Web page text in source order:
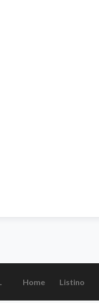
Home Listino